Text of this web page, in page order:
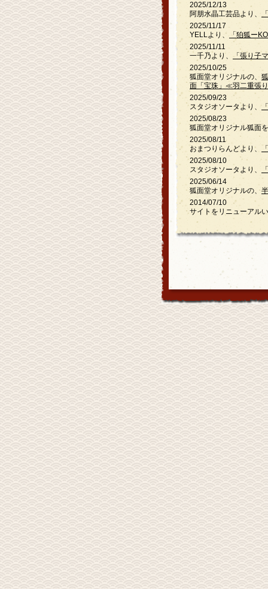
2025/12/13
阿朋水晶工芸品より、
2025/11/17
YELLより、
「狛狐ー
2025/11/11
一千乃より、 「張り子
2025/10/25
狐面堂オリジナルの、
面「宝珠」≪羽二重張
2025/09/23
スタジオソータより、
2025/08/23
狐面堂オリジナル狐面
2025/08/11
おまつりらんどより、
2025/08/10
スタジオソータより、
2025/06/14
狐面堂オリジナルの、
2014/07/10
サイトをリニューアル